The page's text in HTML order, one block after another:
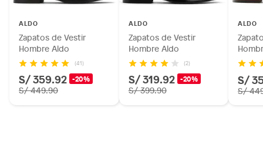
ALDO
Zapatos de Vestir
Hombre Aldo
(41)
S/ 359.92 -20%
S/ 449.90
ALDO
Zapatos de Vestir
Hombre Aldo
(2)
S/ 319.92 -20%
S/ 399.90
ALDO
S/
S/